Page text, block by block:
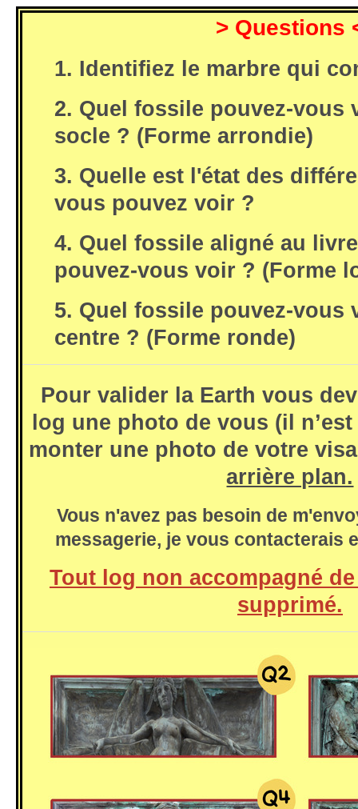
> Questions
1. Identifiez le marbre qui
2. Quel fossile pouvez-vous
socle ? (Forme arrondie)
3. Quelle est l'état des
vous pouvez voir ?
4. Quel fossile aligné au
pouvez-vous voir ? (Forme
5. Quel fossile pouvez-vous
centre ? (Forme ronde)
Pour valider la Earth vous
log une photo de vous (il
monter une photo de votre
arrière plan.
Vous n'avez pas besoin de
messagerie, je vous contacterais
Tout log non accompagné
supprimé.